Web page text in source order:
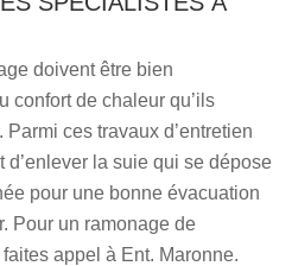
doivent être bien
confort de chaleur qu’ils
ces travaux d’entretien
d’enlever la suie qui se dépose
pour une bonne évacuation
Pour un ramonage de
appel à Ent. Maronne.